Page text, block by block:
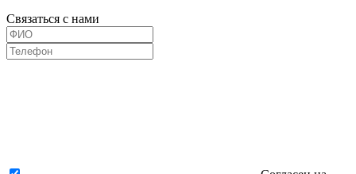
Связаться с нами